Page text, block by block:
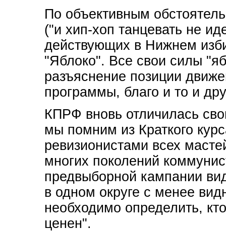
По объективным
("и хип-хоп танцевать не
действующих в Нижнем
"Яблоко". Все свои силы
разъяснение позиции
программы, благо и то и
КПРФ вновь отличилась
мы помним из Краткого
ревизионистами всех
многих поколений
предвыборной кампании
в одном округе с менее
необходимо определить,
ценен".